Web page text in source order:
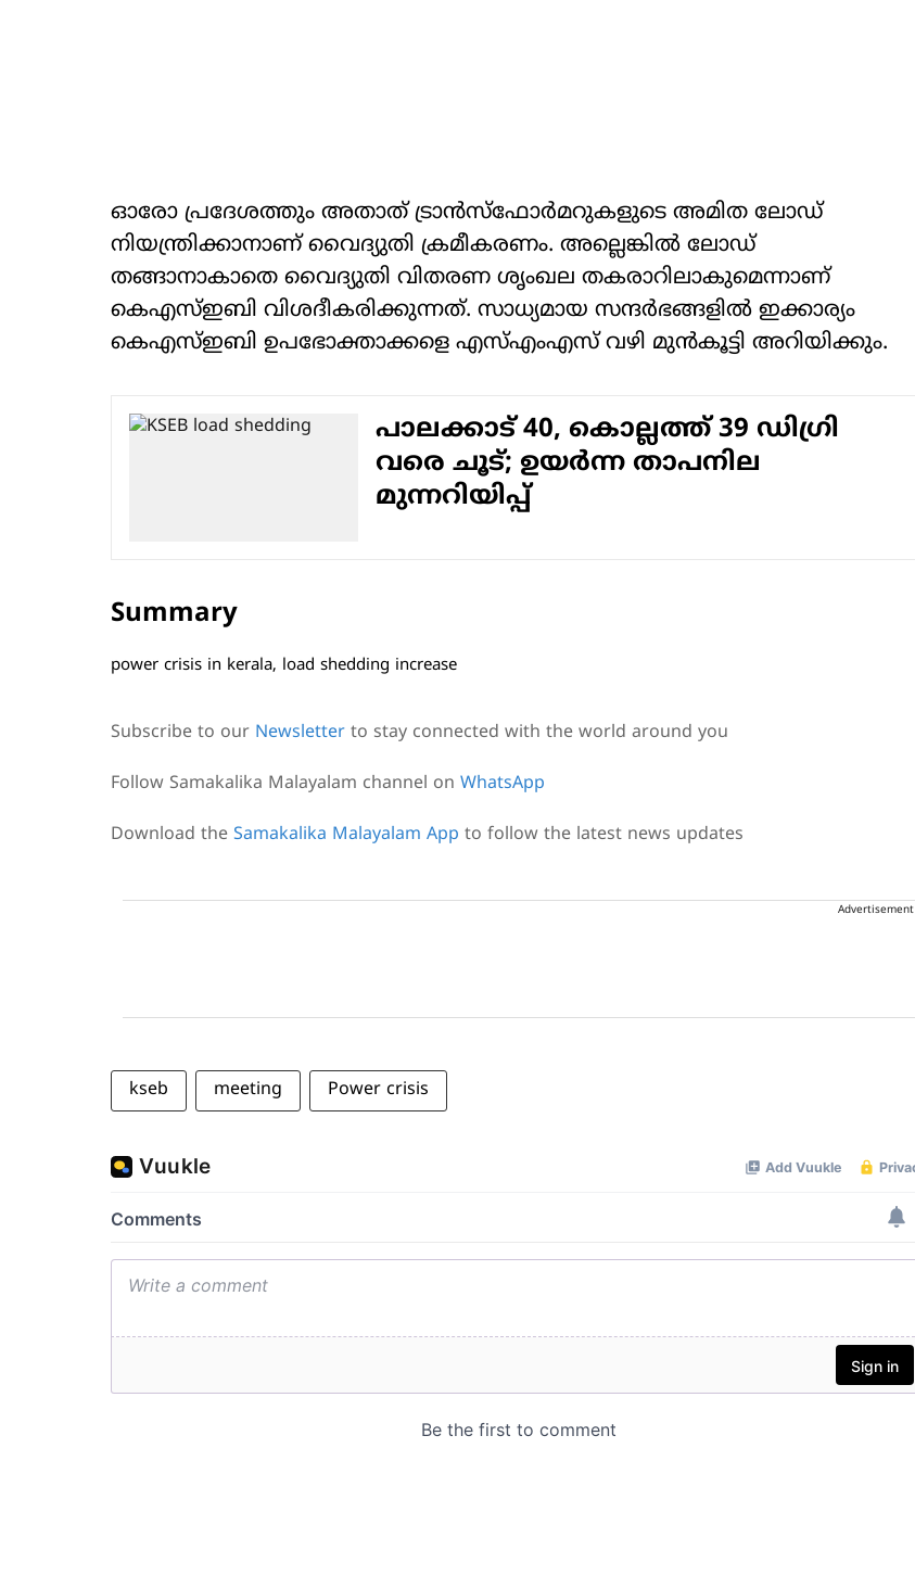
ഓരോ പ്രദേശത്തും അതാത് ട്രാൻസ്ഫോർമറുകളുടെ അമിത ലോഡ്
നിയന്ത്രിക്കാനാണ് വൈദ്യുതി ക്രമീകരണം. അല്ലെങ്കിൽ ലോഡ്
തങ്ങാനാകാതെ വൈദ്യുതി വിതരണ ശൃംഖല തകരാറിലാകുമെന്നാണ്
കെഎസ്ഇബി വിശദീകരിക്കുന്നത്. സാധ്യമായ സന്ദർഭങ്ങളിൽ ഇക്കാര്യം
കെഎസ്ഇബി ഉപഭോക്താക്കളെ എസ്എംഎസ് വഴി മുൻകൂട്ടി അറിയിക്കും.
പാലക്കാട് 40, കൊല്ലത്ത് 39 ഡി​ഗ്രി
വരെ ചൂട്; ഉയർന്ന താപനില
മുന്നറിയിപ്പ്
Summary
power crisis in kerala, load shedding increase
Subscribe to our Newsletter to stay connected with the world around you
Follow Samakalika Malayalam channel on WhatsApp
Download the Samakalika Malayalam App to follow the latest news updates
Advertisement
kseb meeting Power crisis